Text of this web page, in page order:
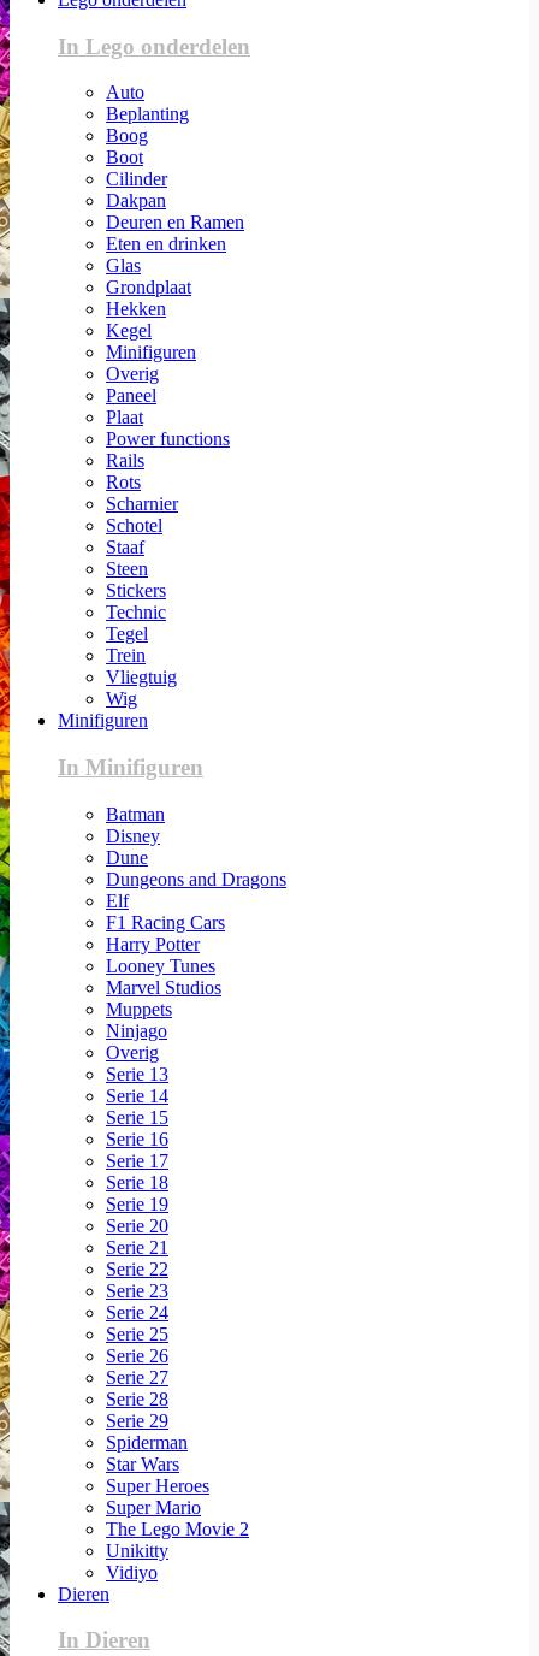
In Lego onderdelen
Auto
Beplanting
Boog
Boot
Cilinder
Dakpan
Deuren en Ramen
Eten en drinken
Glas
Grondplaat
Hekken
Kegel
Minifiguren
Overig
Paneel
Plaat
Power functions
Rails
Rots
Scharnier
Schotel
Staaf
Steen
Stickers
Technic
Tegel
Trein
Vliegtuig
Wig
Minifiguren
In Minifiguren
Batman
Disney
Dune
Dungeons and Dragons
Elf
F1 Racing Cars
Harry Potter
Looney Tunes
Marvel Studios
Muppets
Ninjago
Overig
Serie 13
Serie 14
Serie 15
Serie 16
Serie 17
Serie 18
Serie 19
Serie 20
Serie 21
Serie 22
Serie 23
Serie 24
Serie 25
Serie 26
Serie 27
Serie 28
Serie 29
Spiderman
Star Wars
Super Heroes
Super Mario
The Lego Movie 2
Unikitty
Vidiyo
Dieren
In Dieren